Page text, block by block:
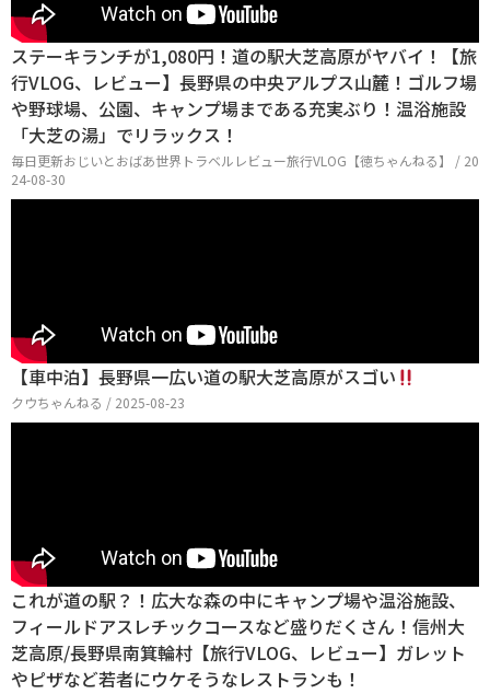
ステーキランチが1,080円！道の駅大芝高原がヤバイ！【旅
行VLOG、レビュー】長野県の中央アルプス山麓！ゴルフ場
や野球場、公園、キャンプ場まである充実ぶり！温浴施設
「大芝の湯」でリラックス！
毎日更新おじいとおばあ世界トラベルレビュー旅行VLOG【徳ちゃんねる】 / 20
24-08-30
【車中泊】長野県一広い道の駅大芝高原がスゴい
クウちゃんねる / 2025-08-23
これが道の駅？！広大な森の中にキャンプ場や温浴施設、
フィールドアスレチックコースなど盛りだくさん！信州大
芝高原/長野県南箕輪村【旅行VLOG、レビュー】ガレット
やピザなど若者にウケそうなレストランも！